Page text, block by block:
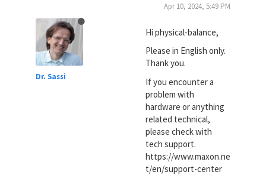
Dr. Sassi
Apr 10, 2024, 5:49 PM
Hi physical-balance,
Please in English only.
Thank you.
If you encounter a
problem with
hardware or anything
related technical,
please check with
tech support.
https://www.maxon.ne
t/en/support-center